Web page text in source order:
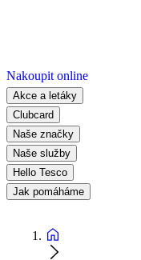
Nakoupit online
Akce a letáky
Clubcard
Naše značky
Naše služby
Hello Tesco
Jak pomáháme